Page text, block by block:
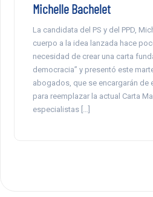
Michelle Bachelet
La candidata del PS y del PPD,
cuerpo a la idea lanzada hace
necesidad de crear una carta
democracia” y presentó este
abogados, que se encargarán de
para reemplazar la actual Carta
especialistas […]